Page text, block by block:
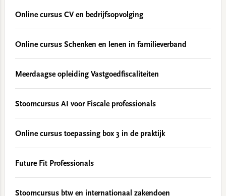
Online cursus CV en bedrijfsopvolging
Online cursus Schenken en lenen in familieverband
Meerdaagse opleiding Vastgoedfiscaliteiten
Stoomcursus AI voor Fiscale professionals
Online cursus toepassing box 3 in de praktijk
Future Fit Professionals
Stoomcursus btw en internationaal zakendoen